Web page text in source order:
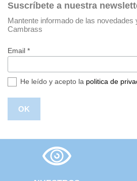
Suscríbete a nuestra
Mantente informado de las
Cambrass
Email *
He leído y acepto la politica de